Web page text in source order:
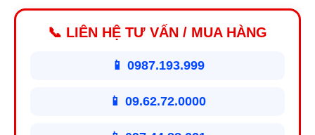
📞 LIÊN HỆ TƯ VẤN / MUA HÀNG
📱 0987.193.999
📱 09.62.72.0000